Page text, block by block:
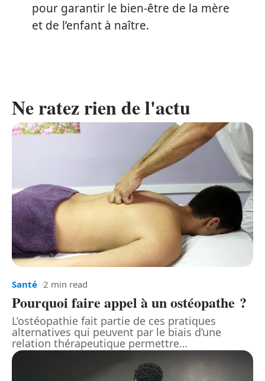
pour garantir le bien-être de la mère
et de l’enfant à naître.
Ne ratez rien de l'actu
Santé 2 min read
Pourquoi faire appel à un ostéopathe ?
L’ostéopathie fait partie de ces pratiques
alternatives qui peuvent par le biais d’une
relation thérapeutique permettre…